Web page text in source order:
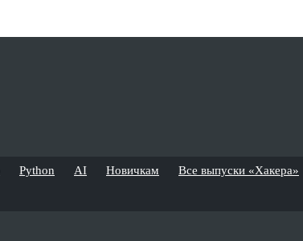
Python AI Новичкам Все выпуски «Хакера»